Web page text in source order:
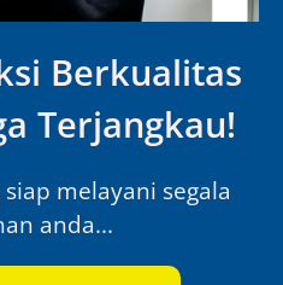
Berkualitas
Terjangkau!
melayani segala
anda...